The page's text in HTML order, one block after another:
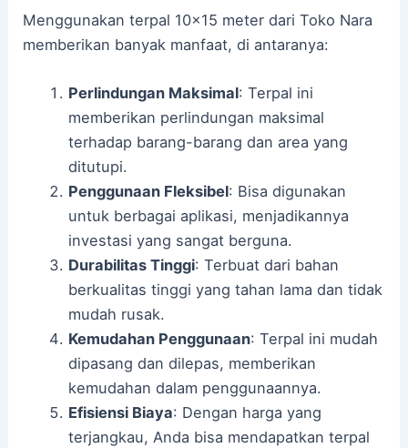
Menggunakan terpal 10×15 meter dari Toko Nara
memberikan banyak manfaat, di antaranya:
Perlindungan Maksimal: Terpal ini
memberikan perlindungan maksimal
terhadap barang-barang dan area yang
ditutupi.
Penggunaan Fleksibel: Bisa digunakan
untuk berbagai aplikasi, menjadikannya
investasi yang sangat berguna.
Durabilitas Tinggi: Terbuat dari bahan
berkualitas tinggi yang tahan lama dan tidak
mudah rusak.
Kemudahan Penggunaan: Terpal ini mudah
dipasang dan dilepas, memberikan
kemudahan dalam penggunaannya.
Efisiensi Biaya: Dengan harga yang
terjangkau, Anda bisa mendapatkan terpal